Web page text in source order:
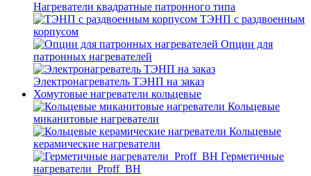
Нагреватели квадратные патронного типа
ТЭНП с раздвоенным
корпусом
Опции для
патронных нагревателей
Электронагреватель ТЭНП на заказ
Хомутовые нагреватели кольцевые
Кольцевые
миканитовые нагреватели
Кольцевые
керамические нагреватели
Герметичные
нагреватели_Proff_BH